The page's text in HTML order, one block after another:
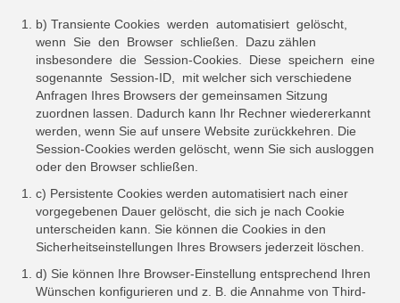
b) Transiente Cookies werden automatisiert gelöscht,
wenn Sie den Browser schließen. Dazu zählen
insbesondere die Session-Cookies. Diese speichern eine
sogenannte Session-ID, mit welcher sich verschiedene
Anfragen Ihres Browsers der gemeinsamen Sitzung
zuordnen lassen. Dadurch kann Ihr Rechner wiedererkannt
werden, wenn Sie auf unsere Website zurückkehren. Die
Session-Cookies werden gelöscht, wenn Sie sich ausloggen
oder den Browser schließen.
c) Persistente Cookies werden automatisiert nach einer
vorgegebenen Dauer gelöscht, die sich je nach Cookie
unterscheiden kann. Sie können die Cookies in den
Sicherheitseinstellungen Ihres Browsers jederzeit löschen.
d) Sie können Ihre Browser-Einstellung entsprechend Ihren
Wünschen konfigurieren und z. B. die Annahme von Third-